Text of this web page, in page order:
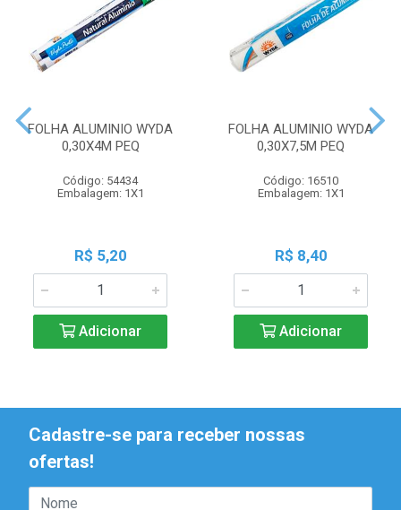
FOLHA ALUMINIO WYDA
0,30X4M PEQ
Código: 54434
Embalagem: 1X1
R$ 5,20
Adicionar
FOLHA ALUMINIO WYDA
0,30X7,5M PEQ
Código: 16510
Embalagem: 1X1
R$ 8,40
Adicionar
Cadastre-se para receber nossas
ofertas!